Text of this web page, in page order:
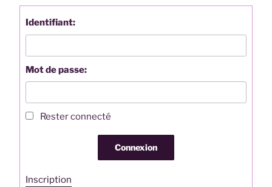
Identifiant:
Mot de passe:
Rester connecté
Connexion
Inscription